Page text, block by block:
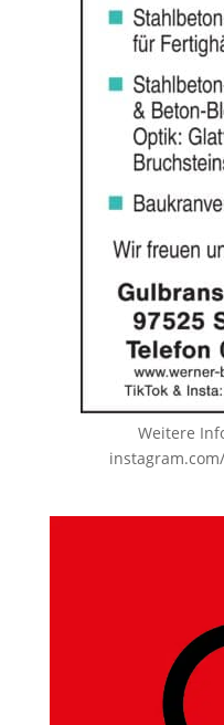
Weitere